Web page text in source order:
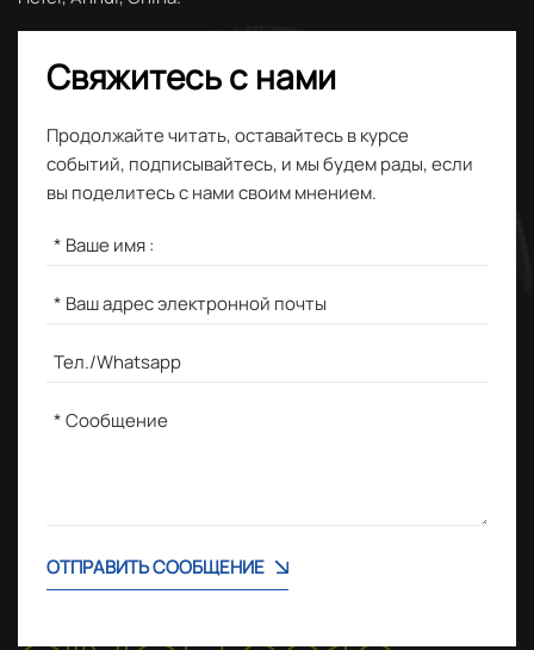
Свяжитесь с нами
Продолжайте читать, оставайтесь в курсе
событий, подписывайтесь, и мы будем рады, если
вы поделитесь с нами своим мнением.
ОТПРАВИТЬ СООБЩЕНИЕ